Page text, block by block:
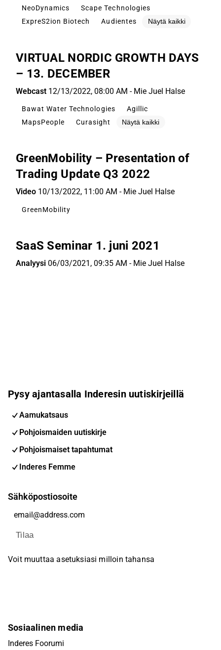
NeoDynamics
Scape Technologies
ExpreS2ion Biotech
Audientes Näytä kaikki
VIRTUAL NORDIC GROWTH DAYS
– 13. DECEMBER
Webcast 12/13/2022, 08:00 AM - Mie Juel Halse
Bawat Water Technologies
Agillic
MapsPeople
Curasight Näytä kaikki
GreenMobility – Presentation of
Trading Update Q3 2022
Video 10/13/2022, 11:00 AM - Mie Juel Halse
GreenMobility
SaaS Seminar 1. juni 2021
Analyysi 06/03/2021, 09:35 AM - Mie Juel Halse
Pysy ajantasalla Inderesin uutiskirjeillä
Aamukatsaus
Pohjoismaiden uutiskirje
Pohjoismaiset tapahtumat
Inderes Femme
Sähköpostiosoite
Tilaa
Voit muuttaa asetuksiasi milloin tahansa
Sosiaalinen media
Inderes Foorumi